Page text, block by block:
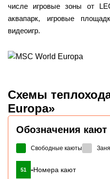
числе игровые зоны от
аквапарк, игровые
видеоигр.
Схемы
Europa»
Обозначения кают
Свободные каюты
51 -Номера кают